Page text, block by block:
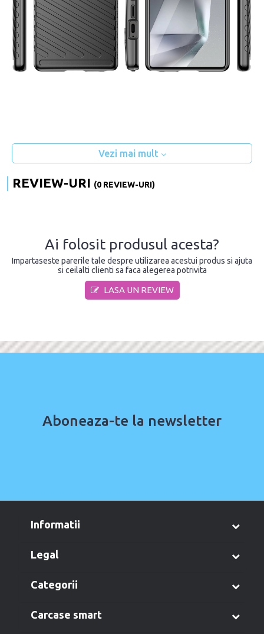
Vezi mai mult
REVIEW-URI (0 REVIEW-URI)
Ai folosit produsul acesta?
Impartaseste parerile tale despre utilizarea acestui produs si ajuta
si ceilalti clienti sa faca alegerea potrivita
LASA UN REVIEW
Aboneaza-te la newsletter
informatii
legal
categorii
carcase smart